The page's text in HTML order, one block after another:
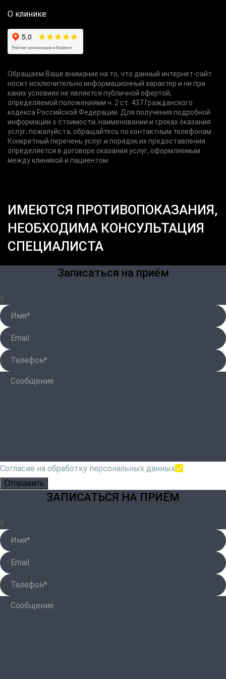
О клинике
Обращаем Ваше внимание на то, что данный интернет-сайт
носит исключительно информационный характер и ни при
каких условиях не является публичной офертой,
определяемой положениями ч. 2 ст. 437 Гражданского
кодекса Российской Федерации. Для получения подробной
информации о стоимости, наименовании и сроках оказания
услуг, пожалуйста, обращайтесь по контактным телефонам.
Конкретный перечень услуг и порядок их предоставления
определяется в договоре оказания услуг, оформляемым
между клиникой и пациентом
ИМЕЮТСЯ ПРОТИВОПОКАЗАНИЯ,
НЕОБХОДИМА КОНСУЛЬТАЦИЯ
СПЕЦИАЛИСТА
Записаться на приём
Согласие на обработку персональных данных
Отправить
ЗАПИСАТЬСЯ НА ПРИЁМ